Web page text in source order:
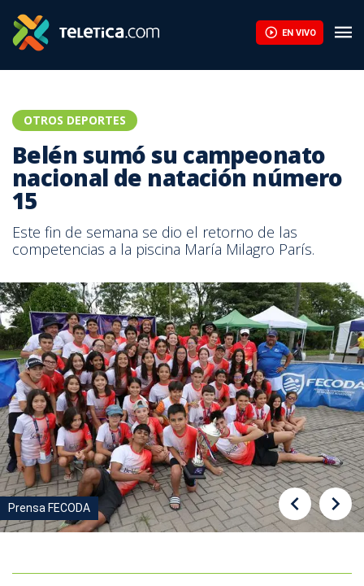
EN VIVO
OTROS DEPORTES
Belén sumó su campeonato
nacional de natación número
15
Este fin de semana se dio el retorno de las
competencias a la piscina María Milagro París.
Prensa FECODA
Prensa FECODA